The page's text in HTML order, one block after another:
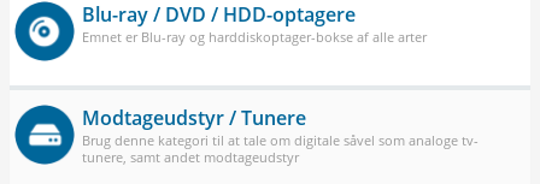
Blu-ray / DVD / HDD-optagere
Emnet er Blu-ray og harddiskoptager-bokse af alle arter
Modtageudstyr / Tunere
Brug denne kategori til at tale om digitale såvel som analoge tv-
tunere, samt andet modtageudstyr